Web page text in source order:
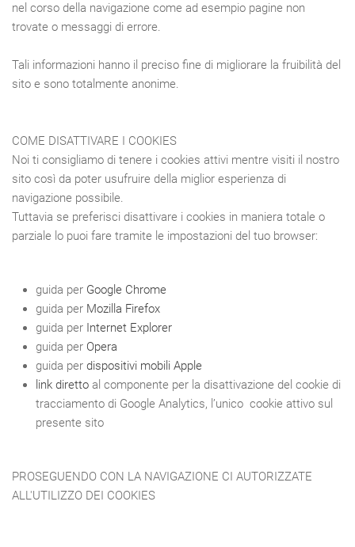
nel corso della navigazione come ad esempio pagine non
trovate o messaggi di errore.
Tali informazioni hanno il preciso fine di migliorare la fruibilità del
sito e sono totalmente anonime.
COME DISATTIVARE I COOKIES
Noi ti consigliamo di tenere i cookies attivi mentre visiti il nostro
sito così da poter usufruire della miglior esperienza di
navigazione possibile.
Tuttavia se preferisci disattivare i cookies in maniera totale o
parziale lo puoi fare tramite le impostazioni del tuo browser:
guida per Google Chrome
guida per Mozilla Firefox
guida per Internet Explorer
guida per Opera
guida per dispositivi mobili Apple
link diretto al componente per la disattivazione del cookie di
tracciamento di Google Analytics, l’unico cookie attivo sul
presente sito
PROSEGUENDO CON LA NAVIGAZIONE CI AUTORIZZATE
ALL'UTILIZZO DEI COOKIES